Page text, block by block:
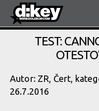
TEST:
Autor: ZR, Čert,
26.7.2016